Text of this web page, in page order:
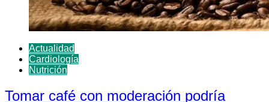
Actualidad
Cardiología
Nutrición
Tomar café con moderación podría